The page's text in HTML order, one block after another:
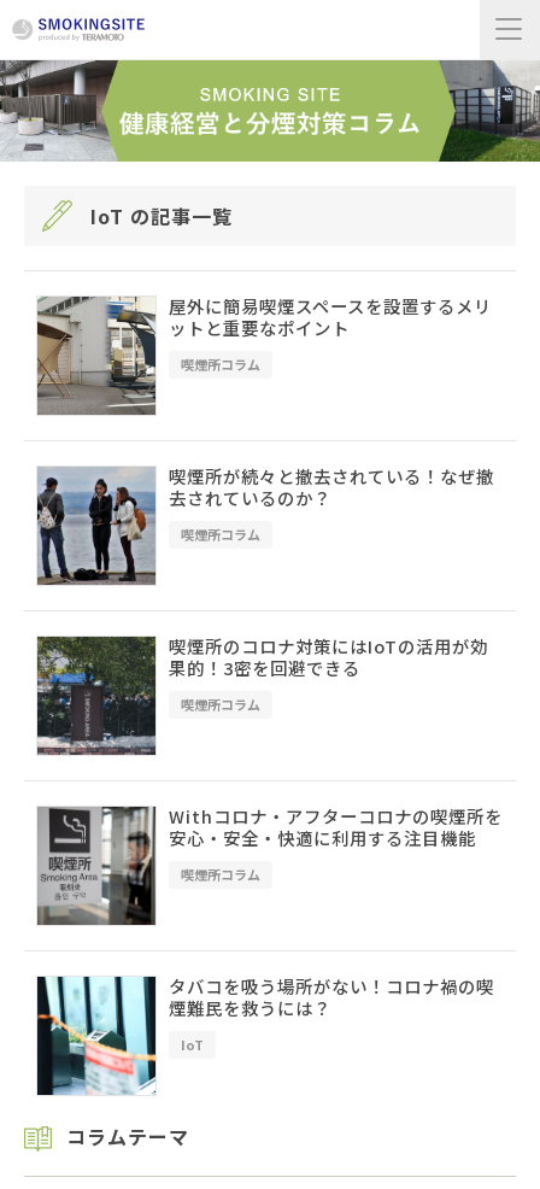
IoT の記事一覧
屋外に簡易喫煙スペースを設置するメリ
ットと重要なポイント
喫煙所コラム
喫煙所が続々と撤去されている！なぜ撤
去されているのか？
喫煙所コラム
喫煙所のコロナ対策にはIoTの活用が効
果的！3密を回避できる
喫煙所コラム
Withコロナ・アフターコロナの喫煙所を
安心・安全・快適に利用する注目機能
喫煙所コラム
タバコを吸う場所がない！コロナ禍の喫
煙難民を救うには？
IoT
コラムテーマ